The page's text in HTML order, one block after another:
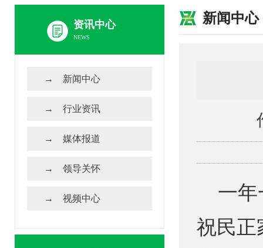
资讯中心
NEWS
新闻中心
行业资讯
媒体报道
领导关怀
视频中心
新闻中心
一年
祝民正